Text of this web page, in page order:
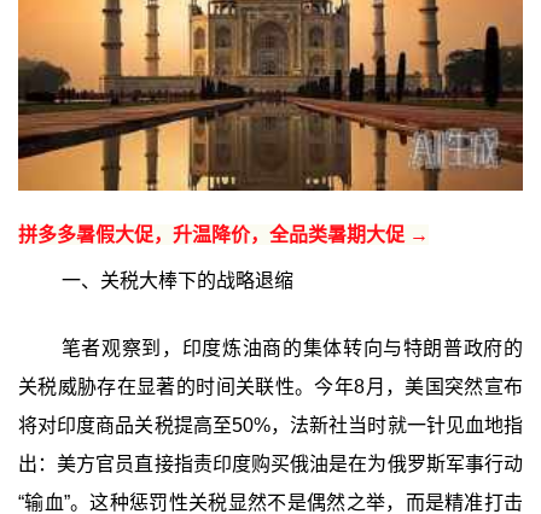
拼多多暑假大促，升温降价，全品类暑期大促 →
一、关税大棒下的战略退缩
笔者观察到，印度炼油商的集体转向与特朗普政府的
关税威胁存在显著的时间关联性。今年8月，美国突然宣布
将对印度商品关税提高至50%，法新社当时就一针见血地指
出：美方官员直接指责印度购买俄油是在为俄罗斯军事行动
“输血”。这种惩罚性关税显然不是偶然之举，而是精准打击